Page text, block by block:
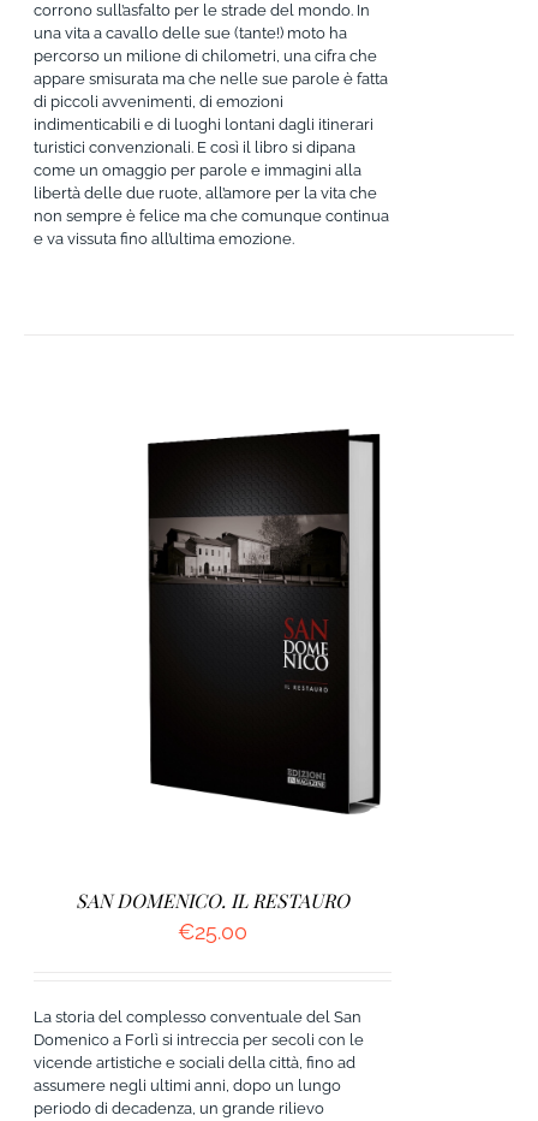
corrono sull’asfalto per le strade del mondo. In
una vita a cavallo delle sue (tante!) moto ha
percorso un milione di chilometri, una cifra che
appare smisurata ma che nelle sue parole è fatta
di piccoli avvenimenti, di emozioni
indimenticabili e di luoghi lontani dagli itinerari
turistici convenzionali. E così il libro si dipana
come un omaggio per parole e immagini alla
libertà delle due ruote, all’amore per la vita che
non sempre è felice ma che comunque continua
e va vissuta fino all’ultima emozione.
AGGIUNGI AL CARRELLO /
SAN DOMENICO. IL RESTAURO
€25.00
La storia del complesso conventuale del San
Domenico a Forlì si intreccia per secoli con le
vicende artistiche e sociali della città, fino ad
assumere negli ultimi anni, dopo un lungo
periodo di decadenza, un grande rilievo